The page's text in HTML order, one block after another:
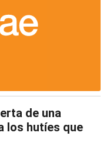
de una
los hutíes que